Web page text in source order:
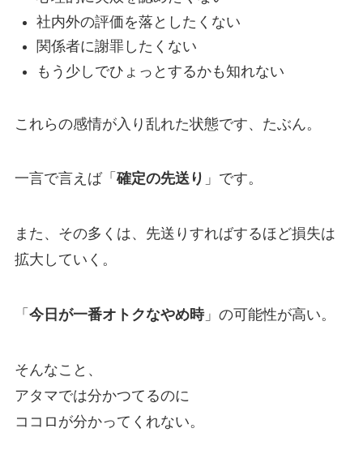
社内外の評価を落としたくない
関係者に謝罪したくない
もう少しでひょっとするかも知れない
これらの感情が入り乱れた状態です、たぶん。
一言で言えば「 確定の先送り 」です。
また、その多くは、先送りすればするほど損失は
拡大していく。
「 今日が一番オトクなやめ時」の可能性が高い。
そんなこと、
アタマでは分かつてるのに
ココロが分かってくれない。